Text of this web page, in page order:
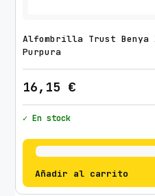
Alfombrilla Trust Benya
Purpura
16,15 €
✓ En stock
Añadir al carrito